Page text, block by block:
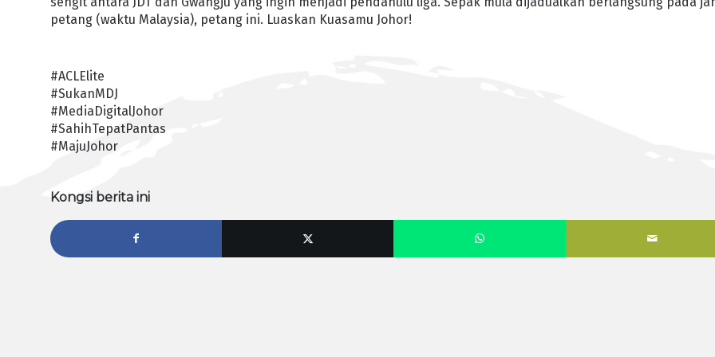
petang (waktu Malaysia), petang ini. Luaskan Kuasamu Johor!
#ACLElite
#SukanMDJ
#MediaDigitalJohor
#SahihTepatPantas
#MajuJohor
Kongsi berita ini